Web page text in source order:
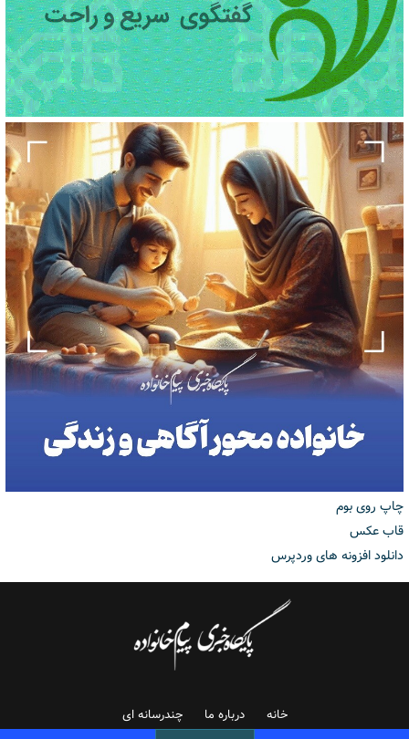
چاپ روی بوم
قاب عکس
دانلود افزونه های وردپرس
خانه درباره ما چندرسانه ای